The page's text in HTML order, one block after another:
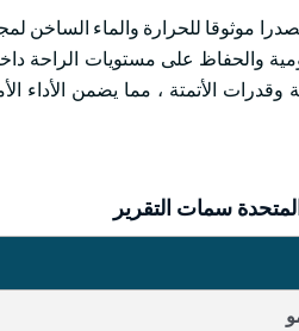
موثوقا للحرارة والماء الساخن
والحفاظ على مستويات الراحة
وقدرات الأتمتة ، مما يضمن الأداء
سمات التقرير